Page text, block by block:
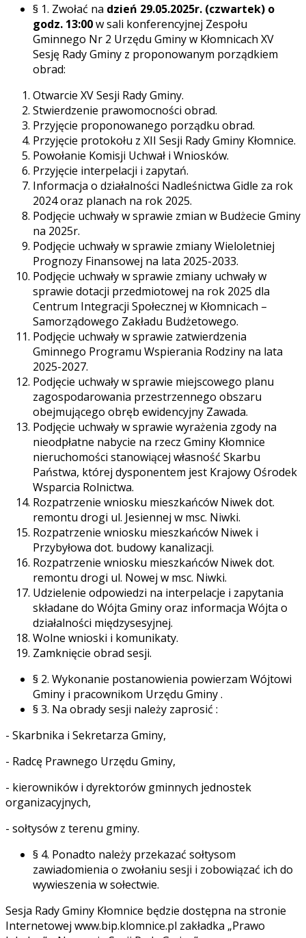
§ 1. Zwołać na dzień 29.05.2025r. (czwartek) o
godz. 13:00w sali konferencyjnej Zespołu
Gminnego Nr 2 Urzędu Gminy w Kłomnicach XV
Sesję Rady Gminy z proponowanym porządkiem
obrad:
Otwarcie XV Sesji Rady Gminy.
Stwierdzenie prawomocności obrad.
Przyjęcie proponowanego porządku obrad.
Przyjęcie protokołu z XII Sesji Rady Gminy Kłomnice.
Powołanie Komisji Uchwał i Wniosków.
Przyjęcie interpelacji i zapytań.
Informacja o działalności Nadleśnictwa Gidle za rok
2024 oraz planach na rok 2025.
Podjęcie uchwały w sprawie zmian w Budżecie Gminy
na 2025r.
Podjęcie uchwały w sprawie zmiany Wieloletniej
Prognozy Finansowej na lata 2025-2033.
Podjęcie uchwały w sprawie zmiany uchwały w
sprawie dotacji przedmiotowej na rok 2025 dla
Centrum Integracji Społecznej w Kłomnicach –
Samorządowego Zakładu Budżetowego.
Podjęcie uchwały w sprawie zatwierdzenia
Gminnego Programu Wspierania Rodziny na lata
2025-2027.
Podjęcie uchwały w sprawie miejscowego planu
zagospodarowania przestrzennego obszaru
obejmującego obręb ewidencyjny Zawada.
Podjęcie uchwały w sprawie wyrażenia zgody na
nieodpłatne nabycie na rzecz Gminy Kłomnice
nieruchomości stanowiącej własność Skarbu
Państwa, której dysponentem jest Krajowy Ośrodek
Wsparcia Rolnictwa.
Rozpatrzenie wniosku mieszkańców Niwek dot.
remontu drogi ul. Jesiennej w msc. Niwki.
Rozpatrzenie wniosku mieszkańców Niwek i
Przybyłowa dot. budowy kanalizacji.
Rozpatrzenie wniosku mieszkańców Niwek dot.
remontu drogi ul. Nowej w msc. Niwki.
Udzielenie odpowiedzi na interpelacje i zapytania
składane do Wójta Gminy oraz informacja Wójta o
działalności międzysesyjnej.
Wolne wnioski i komunikaty.
Zamknięcie obrad sesji.
§ 2. Wykonanie postanowienia powierzam Wójtowi
Gminy i pracownikom Urzędu Gminy .
§ 3. Na obrady sesji należy zaprosić :
- Skarbnika i Sekretarza Gminy,
- Radcę Prawnego Urzędu Gminy,
- kierowników i dyrektorów gminnych jednostek
organizacyjnych,
- sołtysów z terenu gminy.
§ 4. Ponadto należy przekazać sołtysom
zawiadomienia o zwołaniu sesji i zobowiązać ich do
wywieszenia w sołectwie.
Sesja Rady Gminy Kłomnice będzie dostępna na stronie
Internetowej www.bip.klomnice.pl zakładka „Prawo